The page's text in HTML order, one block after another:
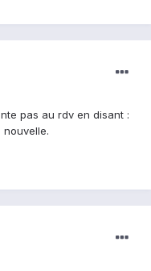
pas au rdv en disant :
nouvelle.